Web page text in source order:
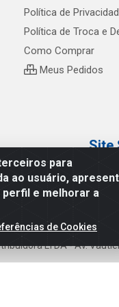
para
ao usuário,
perfil e melhorar a
de Cookies
Política de
Política de Troca e
Como Comprar
Meus Pedidos
Site
LTDA - Av.